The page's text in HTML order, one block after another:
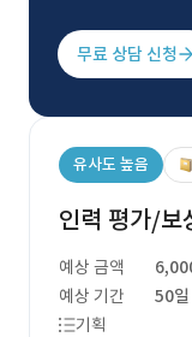
무료 상담 신청
유사도 높음
인력 평가/보
예상 금액
예상 기간
50일
기획